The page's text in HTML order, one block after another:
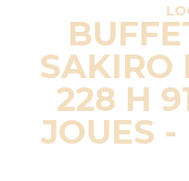
SAKIRO
228 H
JOUES